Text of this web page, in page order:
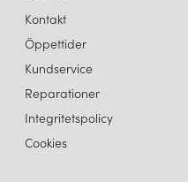
Kontakt
Öppettider
Kundservice
Reparationer
Integritetspolicy
Cookies